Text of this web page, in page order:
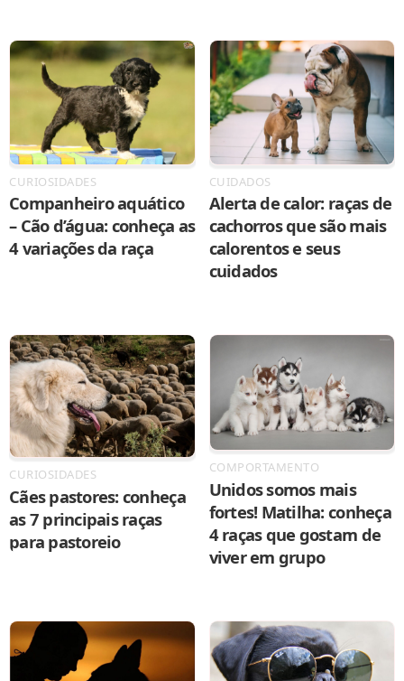
CURIOSIDADES
Companheiro aquático
– Cão d’água: conheça as
4 variações da raça
CUIDADOS
Alerta de calor: raças de
cachorros que são mais
calorentos e seus
cuidados
CURIOSIDADES
Cães pastores: conheça
as 7 principais raças
para pastoreio
COMPORTAMENTO
Unidos somos mais
fortes! Matilha: conheça
4 raças que gostam de
viver em grupo